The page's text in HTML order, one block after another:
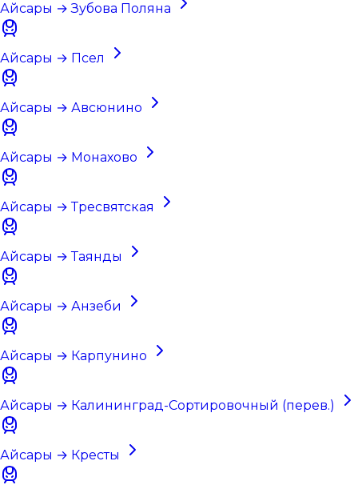
Айсары → Зубова Поляна
Айсары → Псел
Айсары → Авсюнино
Айсары → Монахово
Айсары → Тресвятская
Айсары → Таянды
Айсары → Анзеби
Айсары → Карпунино
Айсары → Калининград-Сортировочный (перев.)
Айсары → Кресты